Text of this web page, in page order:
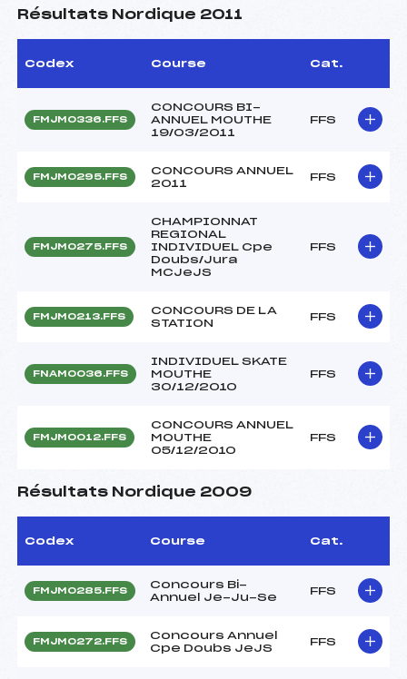
Résultats Nordique 2011
Codex Course Cat.
FMJM0336.FFS
CONCOURS BI-
ANNUEL MOUTHE
19/03/2011
FFS
FMJM0295.FFS
CONCOURS ANNUEL
2011
FFS
FMJM0275.FFS
CHAMPIONNAT
REGIONAL
INDIVIDUEL Cpe
Doubs/Jura
MCJeJS
FFS
FMJM0213.FFS
CONCOURS DE LA
STATION
FFS
FNAM0036.FFS
INDIVIDUEL SKATE
MOUTHE
30/12/2010
FFS
FMJM0012.FFS
CONCOURS ANNUEL
MOUTHE
05/12/2010
FFS
Résultats Nordique 2009
Codex Course Cat.
FMJM0285.FFS
Concours Bi-
Annuel Je-Ju-Se
FFS
FMJM0272.FFS
Concours Annuel
Cpe Doubs JeJS
FFS